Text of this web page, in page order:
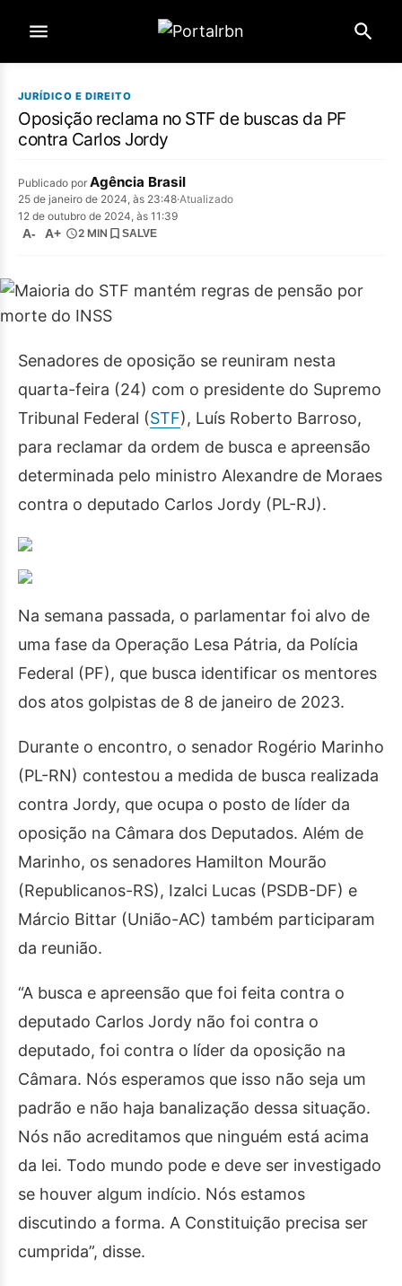
JURÍDICO E DIREITO
Oposição reclama no STF de buscas da PF
contra Carlos Jordy
Publicado por Agência Brasil
25 de janeiro de 2024, às 23:48·Atualizado
12 de outubro de 2024, às 11:39
A- A+ 2 MIN SALVE
Senadores de oposição se reuniram nesta
quarta-feira (24) com o presidente do Supremo
Tribunal Federal (STF), Luís Roberto Barroso,
para reclamar da ordem de busca e apreensão
determinada pelo ministro Alexandre de Moraes
contra o deputado Carlos Jordy (PL-RJ).
Na semana passada, o parlamentar foi alvo de
uma fase da Operação Lesa Pátria, da Polícia
Federal (PF), que busca identificar os mentores
dos atos golpistas de 8 de janeiro de 2023.
Durante o encontro, o senador Rogério Marinho
(PL-RN) contestou a medida de busca realizada
contra Jordy, que ocupa o posto de líder da
oposição na Câmara dos Deputados. Além de
Marinho, os senadores Hamilton Mourão
(Republicanos-RS), Izalci Lucas (PSDB-DF) e
Márcio Bittar (União-AC) também participaram
da reunião.
“A busca e apreensão que foi feita contra o
deputado Carlos Jordy não foi contra o
deputado, foi contra o líder da oposição na
Câmara. Nós esperamos que isso não seja um
padrão e não haja banalização dessa situação.
Nós não acreditamos que ninguém está acima
da lei. Todo mundo pode e deve ser investigado
se houver algum indício. Nós estamos
discutindo a forma. A Constituição precisa ser
cumprida”, disse.